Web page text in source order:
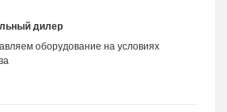
дилер
оборудование на условиях